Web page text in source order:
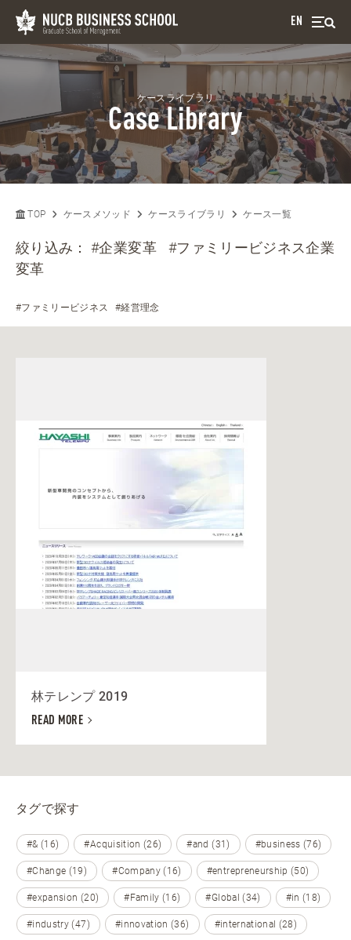
EN
ケースライブラリ
Case Library
TOP ケースメソッド ケースライブラリ ケース一覧
絞り込み：#企業変革
#ファミリービジネス企業
変革
#ファミリービジネス #経営理念
林テレンプ 2019
READ MORE
タグで探す
#& (16) #Acquisition (26) #and (31) #business (76)
#Change (19) #Company (16) #entrepreneurship (50)
#expansion (20) #Family (16) #Global (34) #in (18)
#industry (47) #innovation (36) #international (28)